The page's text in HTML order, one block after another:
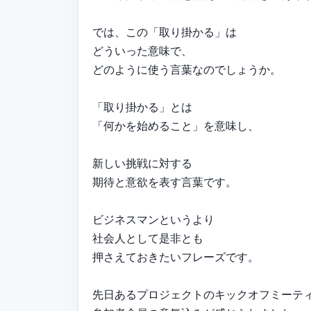
では、この「取り掛かる」は
どういった意味で、
どのように使う言葉なのでしょうか。
「取り掛かる」とは
「何かを始めること」を意味し、
新しい挑戦に対する
期待と意欲を表す言葉です。
ビジネスマンというより
社会人として是非とも
押さえておきたいフレーズです。
先日あるプロジェクトのキックオフミーテ